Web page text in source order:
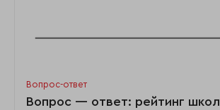
Вопрос-ответ
Вопрос — ответ: рейтинг школ